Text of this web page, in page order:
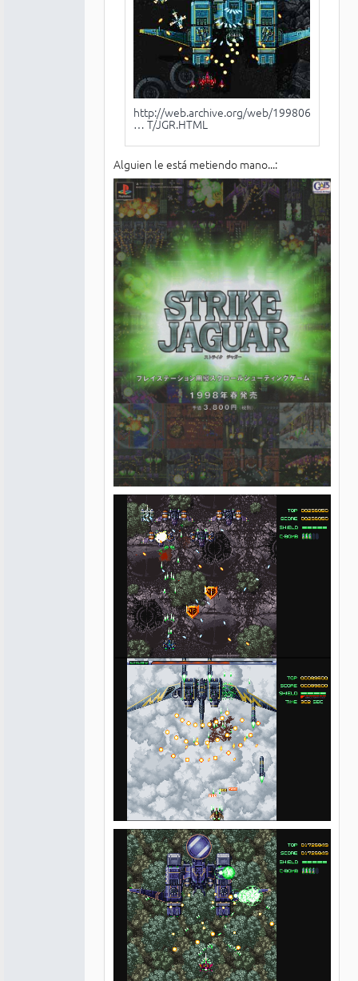
http://web.archive.org/web/199806132327
… T/JGR.HTML
Alguien le está metiendo mano...: